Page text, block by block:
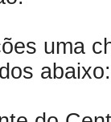
uma
abaixo: